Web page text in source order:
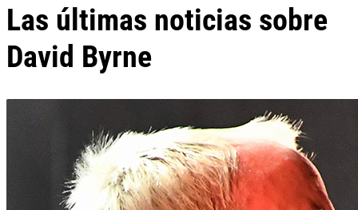
Las últimas noticias sobre
David Byrne